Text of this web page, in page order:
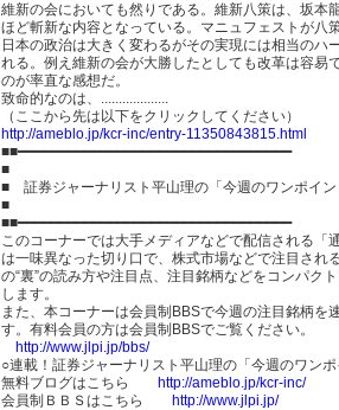
維新の会においても然りである。維新八策は、坂本
ほど斬新な内容となっている。マニュフェストが八
日本の政治は大きく変わるがその実現には相当のハ
れる。例え維新の会が大勝したとしても改革は容易
のが率直な感想だ。
致命的なのは、...................
（ここから先は以下をクリックしてください）
http://ameblo.jp/kcr-inc/entry-11350843815.html
■■━━━━━━━━━━━━━━━━━━━━━━━━━━━━━━━━━
■
■ 証券ジャーナリスト平山理の「今週のワンポイ
■
■■━━━━━━━━━━━━━━━━━━━━━━━━━━━━━━━━━
このコーナーでは大手メディアなどで配信される「
は一味異なった切り口で、株式市場などで注目され
の“裏”の読み方や注目点、注目銘柄などをコンパク
します。
また、本コーナーは会員制BBSで今週の注目銘柄を
す。有料会員の方は会員制BBSでご覧ください。
http://www.jlpi.jp/bbs/
○連載！証券ジャーナリスト平山理の「今週のワンポ
無料ブログはこちら http://ameblo.jp/kcr-inc/
会員制ＢＢＳはこちら http://www.jlpi.jp/